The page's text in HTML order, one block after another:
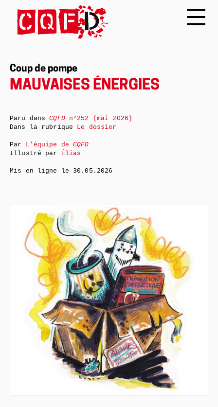
Coup de pompe
MAUVAISES ÉNERGIES
Paru dansCQFDn°252 (mai 2026)
Dans la rubrique Le dossier
Par L’équipe deCQFD
Illustré par Élias
Mis en ligne le 30.05.2026